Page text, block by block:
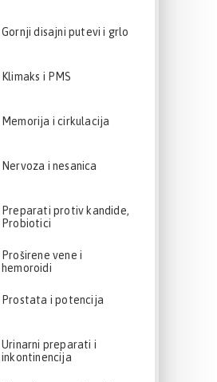
Gornji disajni putevi i grlo
Klimaks i PMS
Memorija i cirkulacija
Nervoza i nesanica
Preparati protiv kandide,
Probiotici
Proširene vene i
hemoroidi
Prostata i potencija
Urinarni preparati i
inkontinencija